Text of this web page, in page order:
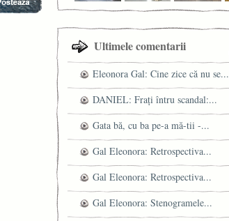
Ultimele comentarii
Eleonora Gal: Cine zice că nu se...
DANIEL: Fraţi întru scandal:...
Gata bă, cu ba pe-a mă-tii -...
Gal Eleonora: Retrospectiva...
Gal Eleonora: Retrospectiva...
Gal Eleonora: Stenogramele...